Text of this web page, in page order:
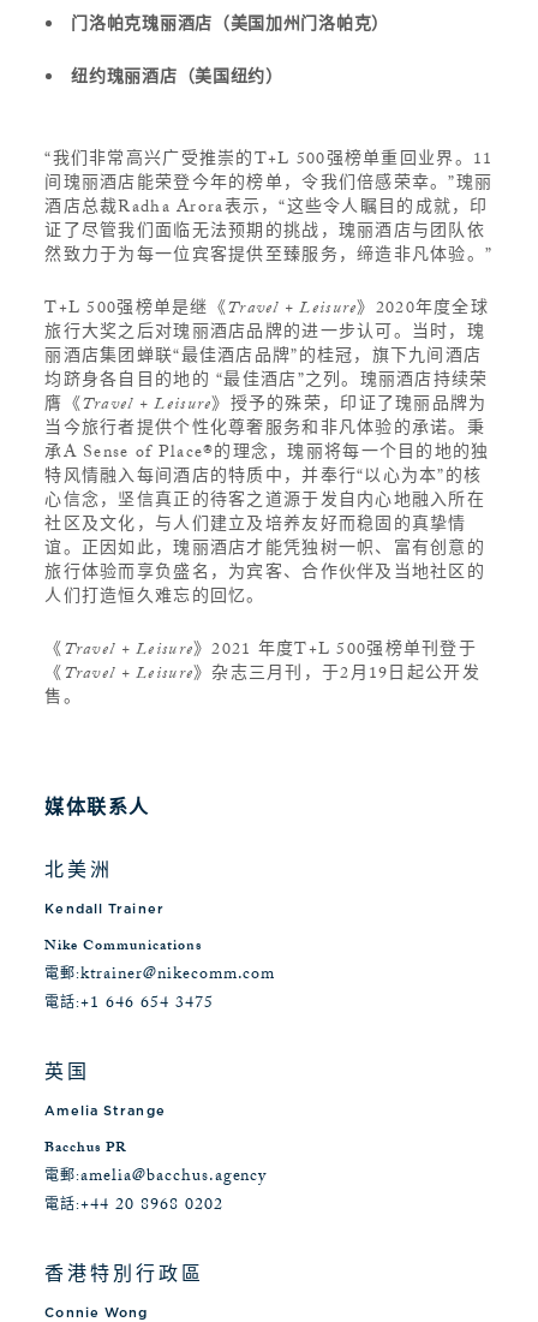
门洛帕克瑰丽酒店（美国加州门洛帕克）
纽约瑰丽酒店（美国纽约）
“我们非常高兴广受推崇的T+L 500强榜单重回业界。11
间瑰丽酒店能荣登今年的榜单，令我们倍感荣幸。”瑰丽
酒店总裁Radha Arora表示，“这些令人瞩目的成就，印
证了尽管我们面临无法预期的挑战，瑰丽酒店与团队依
然致力于为每一位宾客提供至臻服务，缔造非凡体验。”
T+L 500强榜单是继《Travel + Leisure》2020年度全球
旅行大奖之后对瑰丽酒店品牌的进一步认可。当时，瑰
丽酒店集团蝉联“最佳酒店品牌”的桂冠，旗下九间酒店
均跻身各自目的地的 “最佳酒店”之列。瑰丽酒店持续荣
膺《Travel + Leisure》授予的殊荣，印证了瑰丽品牌为
当今旅行者提供个性化尊奢服务和非凡体验的承诺。秉
承A Sense of Place®的理念，瑰丽将每一个目的地的独
特风情融入每间酒店的特质中，并奉行“以心为本”的核
心信念，坚信真正的待客之道源于发自内心地融入所在
社区及文化，与人们建立及培养友好而稳固的真挚情
谊。正因如此，瑰丽酒店才能凭独树一帜、富有创意的
旅行体验而享负盛名，为宾客、合作伙伴及当地社区的
人们打造恒久难忘的回忆。
《Travel + Leisure》2021 年度T+L 500强榜单刊登于
《Travel + Leisure》杂志三月刊，于2月19日起公开发
售。
媒体联系人
北美洲
Kendall Trainer
Nike Communications
電郵:ktrainer@nikecomm.com
電話:+1 646 654 3475
英国
Amelia Strange
Bacchus PR
電郵:amelia@bacchus.agency
電話:+44 20 8968 0202
香港特別行政區
Connie Wong